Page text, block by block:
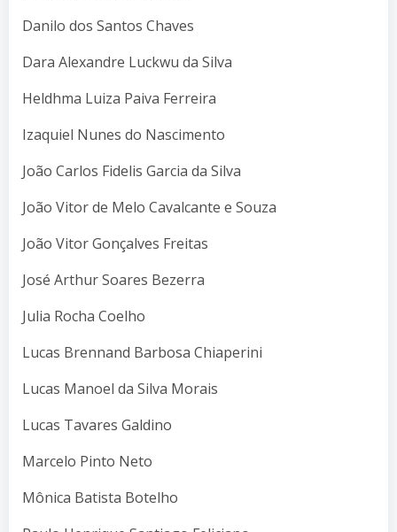
Danilo dos Santos Chaves
Dara Alexandre Luckwu da Silva
Heldhma Luiza Paiva Ferreira
Izaquiel Nunes do Nascimento
João Carlos Fidelis Garcia da Silva
João Vitor de Melo Cavalcante e Souza
João Vitor Gonçalves Freitas
José Arthur Soares Bezerra
Julia Rocha Coelho
Lucas Brennand Barbosa Chiaperini
Lucas Manoel da Silva Morais
Lucas Tavares Galdino
Marcelo Pinto Neto
Mônica Batista Botelho